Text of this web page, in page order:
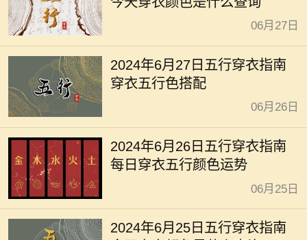
06月27日
2024年6月27日五行穿衣指南
穿衣五行色搭配
06月26日
2024年6月26日五行穿衣指南
每日穿衣五行颜色运势
06月25日
2024年6月25日五行穿衣指南